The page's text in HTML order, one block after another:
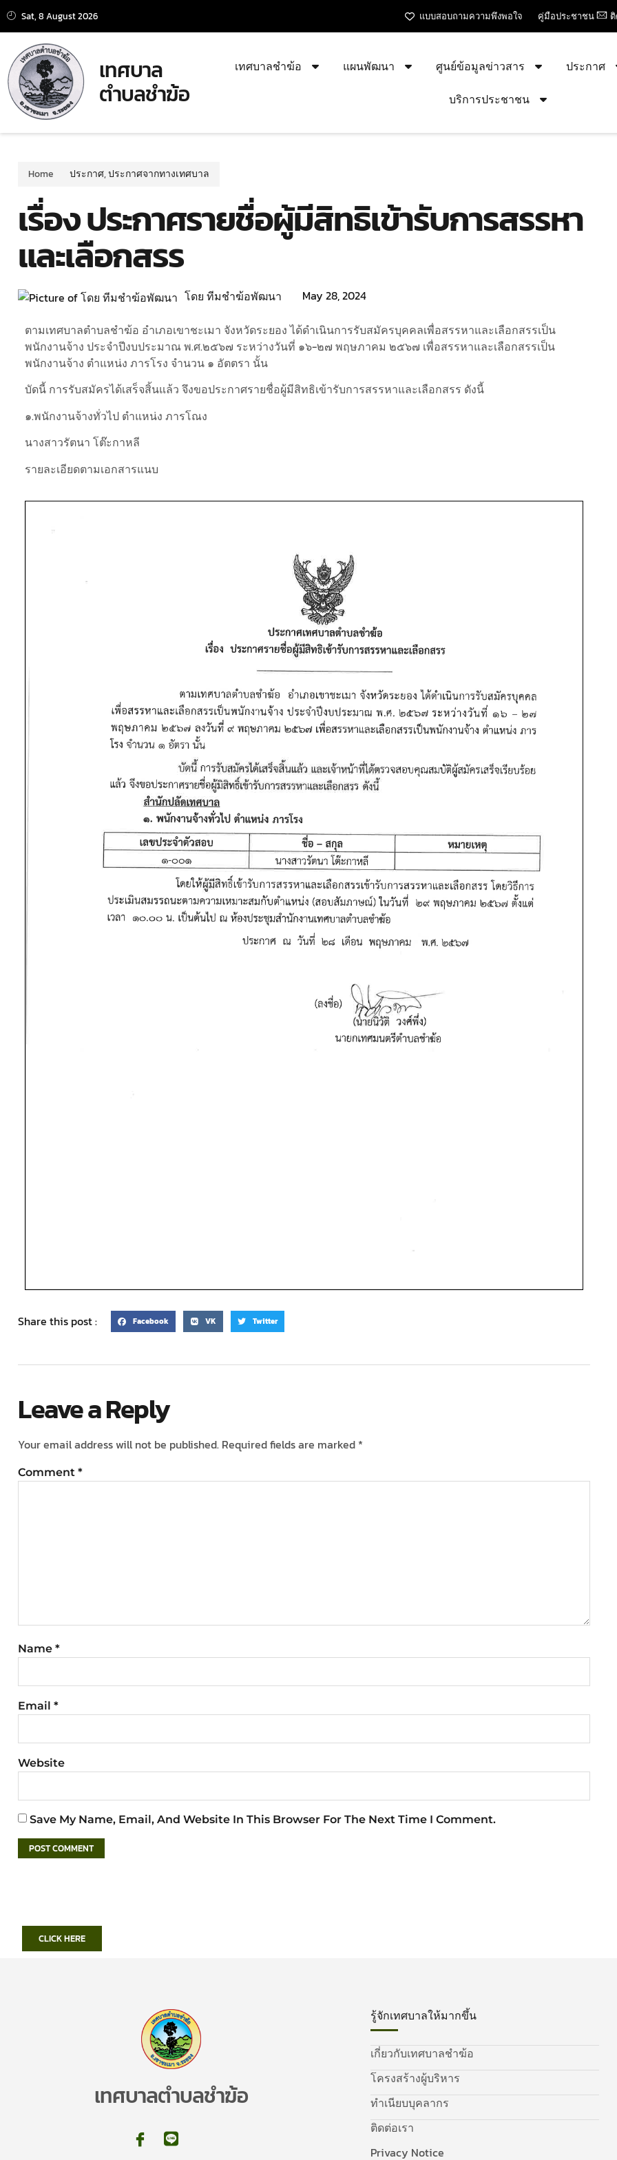
Sat, 8 August 2026 แบบสอบถามความพึงพอใจ คู่มือประชาชน
เทศบาล
ตำบลชำฆ้อ
เทศบาลชำฆ้อ แผนพัฒนา ศูนย์ข้อมูลข่าวสาร ประกาศ
บริการประชาชน
Home ประกาศ,ประกาศจากทางเทศบาล
เรื่อง ประกาศรายชื่อผู้มีสิทธิเข้ารับการสรรหา
และเลือกสรร
โดย ทีมชำฆ้อพัฒนา May 28, 2024
ตามเทศบาลตำบลชำฆ้อ อำเภอเขาชะเมา จังหวัดระยอง ได้ดำเนินการรับสมัครบุคคลเพื่อสรรหาและเลือกสรรเป็น
พนักงานจ้าง ประจำปีงบประมาณ พ.ศ.๒๕๖๗ ระหว่างวันที่ ๑๖-๒๗ พฤษภาคม ๒๕๖๗ เพื่อสรรหาและเลือกสรรเป็น
พนักงานจ้าง ตำแหน่ง ภารโรง จำนวน ๑ อัตตรา นั้น
บัดนี้ การรับสมัครได้เสร็จสิ้นแล้ว จึงขอประกาศรายชื่อผู้มีสิทธิเข้ารับการสรรหาและเลือกสรร ดังนี้
๑.พนักงานจ้างทั่วไป ตำแหน่ง ภารโณง
นางสาวรัตนา โต๊ะกาหลี
รายละเอียดตามเอกสารแนบ
Share this post : Facebook VK Twitter
Leave a Reply
Your email address will not be published. Required fields are marked *
Comment *
Name *
Email *
Website
Save My Name, Email, And Website In This Browser For The Next Time I Comment.
CLICK HERE
เทศบาลตำบลชำฆ้อ
รู้จักเทศบาลให้มากขึ้น
เกี่ยวกับเทศบาลชำฆ้อ
โครงสร้างผู้บริหาร
ทำเนียบบุคลากร
ติดต่อเรา
Privacy Notice